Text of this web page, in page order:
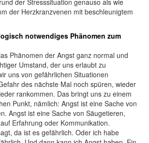
der Stresssituation genauso als wie
der Herzkranzvenen mit beschleunigtem
notwendiges Phänomen zum
Phänomen der Angst ganz normal und
Umstand, der uns erlaubt zu
uns von gefährlichen Situationen
des nächste Mal noch spüren, wieder
rankommen. Das bringt uns zu einem
Punkt, nämlich: Angst ist eine Sache von
Angst ist eine Sache von Säugetieren,
Erfahrung oder Kommunikation.
da ist es gefährlich. Oder ich habe